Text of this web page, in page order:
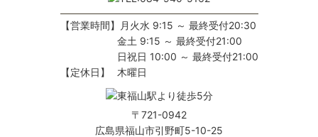
【営業時間】
月火水 9:15 ～ 最終受付20:30
金土 9:15 ～ 最終受付21:00
日祝日 10:00 ～ 最終受付21:00
【定休日】
木曜日
〒721-0942
広島県福山市引野町5-10-25